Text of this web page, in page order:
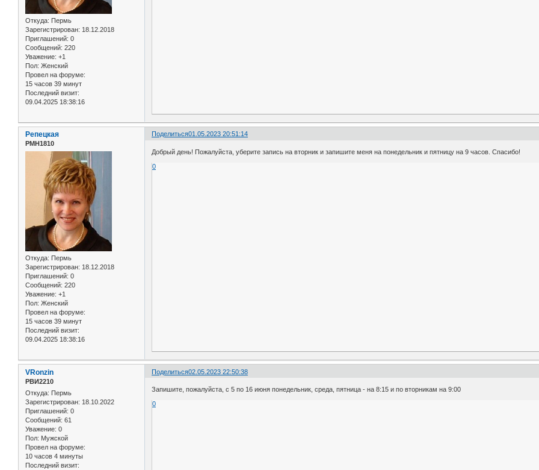
Откуда: Пермь
Зарегистрирован: 18.12.2018
Приглашений: 0
Сообщений: 220
Уважение: +1
Пол: Женский
Провел на форуме:
15 часов 39 минут
Последний визит:
09.04.2025 18:38:16
Поделиться01.05.2023 20:51:14
Репецкая
РМН1810
Откуда: Пермь
Зарегистрирован: 18.12.2018
Приглашений: 0
Сообщений: 220
Уважение: +1
Пол: Женский
Провел на форуме:
15 часов 39 минут
Последний визит:
09.04.2025 18:38:16
Добрый день! Пожалуйста, уберите запись на вторник и запишите меня на понедельник и пятницу на 9 часов. Спасибо!
0
Поделиться02.05.2023 22:50:38
VRonzin
РВИ2210
Откуда: Пермь
Зарегистрирован: 18.10.2022
Приглашений: 0
Сообщений: 61
Уважение: 0
Пол: Мужской
Провел на форуме:
10 часов 4 минуты
Последний визит:
Запишите, пожалуйста, с 5 по 16 июня понедельник, среда, пятница - на 8:15 и по вторникам на 9:00
0